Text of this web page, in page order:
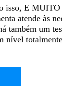
isso, E
atende às
também um
nível